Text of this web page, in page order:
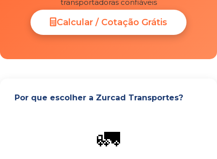
transportadoras confiáveis
Calcular / Cotação Grátis
Por que escolher a Zurcad Transportes?
🚛